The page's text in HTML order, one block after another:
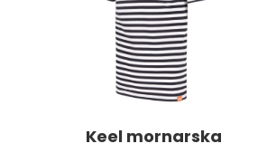
Opcije
mogu
biti
izabrane
na
stranici
Keel mornarska